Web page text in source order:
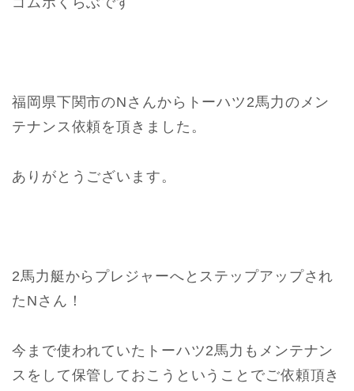
福岡県下関市のNさんからトーハツ2馬力のメン
テナンス依頼を頂きました。
ありがとうございます。
2馬力艇からプレジャーへとステップアップされ
たNさん！
今まで使われていたトーハツ2馬力もメンテナン
スをして保管しておこうということでご依頼頂き